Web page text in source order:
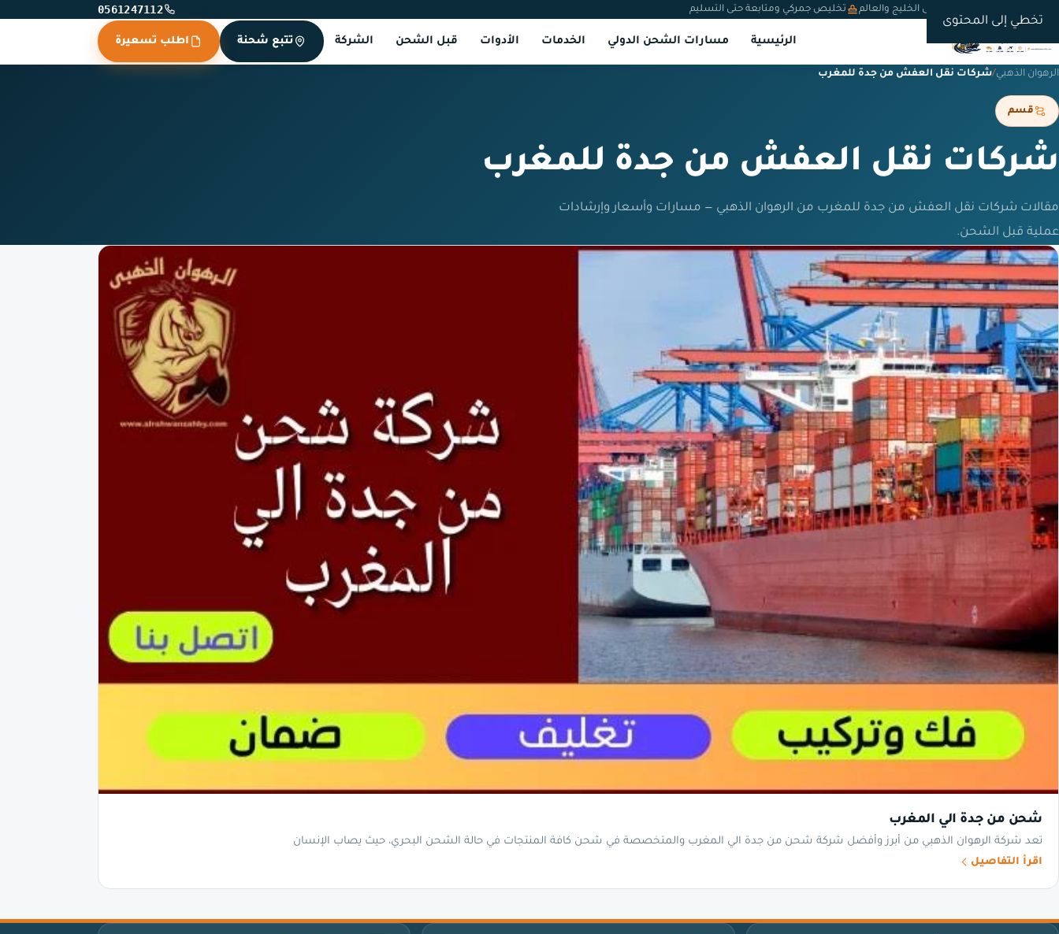
تخطي إلى المحتوى
شحن دولي من السعودية إلى الخليج والعالم تخليص جمركي ومتابعة حتى التسليم 0561247112
الرئيسية مسارات الشحن الدولي الخدمات الأدوات قبل الشحن الشركة تتبع شحنة اطلب تسعيرة
الرهوان الذهبي/شركات نقل العفش من جدة للمغرب
قسم
شركات نقل العفش من جدة للمغرب
مقالات شركات نقل العفش من جدة للمغرب من الرهوان الذهبي — مسارات وأسعار وإرشادات
عملية قبل الشحن.
شحن من جدة الي المغرب
تعد شركة الرهوان الذهبي من أبرز وأفضل شركة شحن من جدة الي المغرب والمتخصصة في شحن كافة المنتجات في حالة الشحن البحري، حيث يصاب الإنسان
اقرأ التفاصيل